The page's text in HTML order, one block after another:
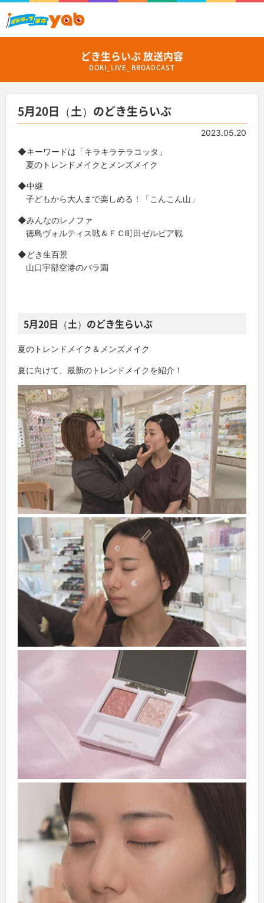
どき生らいぶ 放送内容
DOKI_LIVE_BROADCAST
5月20日（土）のどき生らいぶ
2023.05.20
◆キーワードは「キラキラテラコッタ」
夏のトレンドメイクとメンズメイク
◆中継
子どもから大人まで楽しめる！「こんこん山」
◆みんなのレノファ
徳島ヴォルティス戦＆ＦＣ町田ゼルビア戦
◆どき生百景
山口宇部空港のバラ園
5月20日（土）のどき生らいぶ
夏のトレンドメイク＆メンズメイク
夏に向けて、最新のトレンドメイクを紹介！